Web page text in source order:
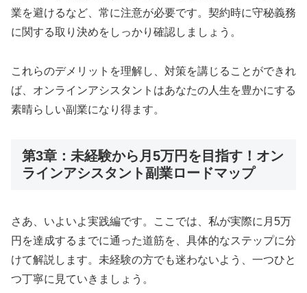
業を避けるなど、常に注意が必要です。契約時に守秘義務
に関する取り決めをしっかり確認しましょう。
これらのデメリットを理解し、対策を講じることができれ
ば、オンラインアシスタントはあなたの人生を豊かにする
素晴らしい副業になり得ます。
第3章：未経験から月5万円を目指す！オン
ラインアシスタント副業ロードマップ
さあ、いよいよ実践編です。ここでは、私が実際に月5万
円を達成するまでに通った道筋を、具体的なステップに分
けて解説します。未経験の方でも迷わないよう、一つひと
つ丁寧に見ていきましょう。